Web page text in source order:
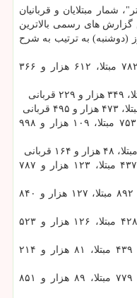
شمار مبتلایان و قربانیان
بر اساس گزارش های رسمی بالاترین
(دوشنبه) به ترتیب به شرح
۱. آمریکا: ۳۴ میلیون و ۲۱۰ هزار و ۷۸۲ مبتلا، ۶۱۲ هزار و ۳۶۶
۴. فرانسه: پنج میلیون و ۷۱۲ هزار و ۷۵۳ مبتلا، ۱۰۹ هزار و ۹۹۸
۶. روسیه: پنج میلیون و ۱۲۶ هزار و ۴۳۷ مبتلا، ۱۲۳ هزار و ۷۸۷
۷. انگلیس: چهار میلیون و ۵۱۶ هزار و ۸۹۲ مبتلا، ۱۲۷ هزار و ۸۴۰
۸. ایتالیا: چهار میلیون و ۲۳۲ هزار و ۴۲۸ مبتلا، ۱۲۶ هزار و ۵۲۳
۹.آرژانتین: سه میلیون و ۹۵۵ هزار و ۴۳۹ مبتلا، ۸۱ هزار و ۲۱۴
۱۰. آلمان: سه میلیون و ۷۰۸ هزار و ۷۷۹ مبتلا، ۸۹ هزار و ۸۵۱